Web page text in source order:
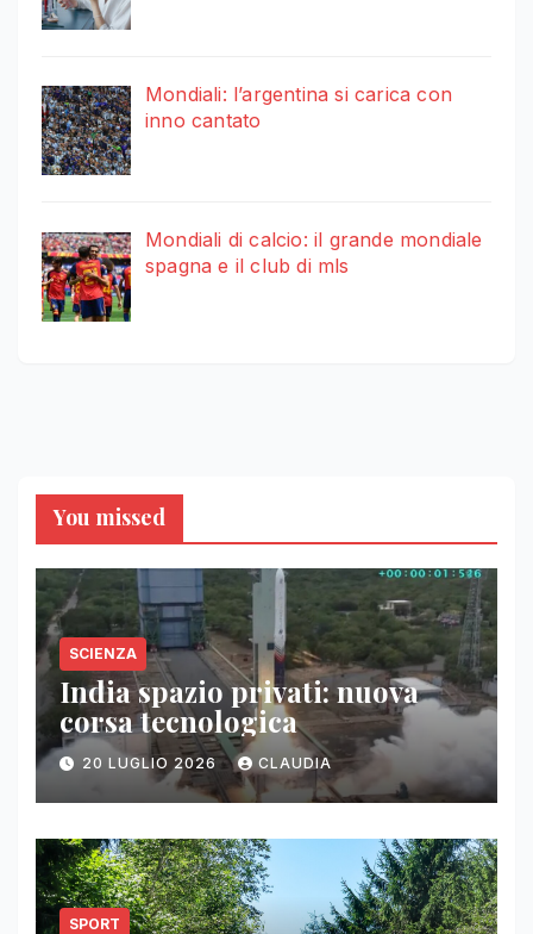
Mondiali: l’argentina si carica con
inno cantato
Mondiali di calcio: il grande mondiale
spagna e il club di mls
You missed
SCIENZA
India spazio privati: nuova
corsa tecnologica
20 LUGLIO 2026 CLAUDIA
SPORT